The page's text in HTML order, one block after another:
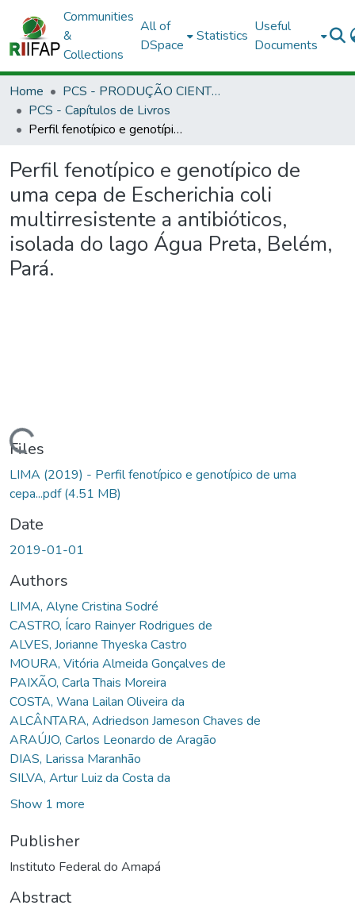
Communities
&
Collections
All of
DSpace
Statistics
Useful
Documents
Home
PCS - PRODUÇÃO CIENTÍFICA DOS SERVIDORES
PCS - Capítulos de Livros
Perfil fenotípico e genotípico de uma cepa de Escherichia coli multirresistente a antibióticos, isolada do lago Água Preta, Belém, Pará.
Perfil fenotípico e genotípico de
uma cepa de Escherichia coli
multirresistente a antibióticos,
isolada do lago Água Preta, Belém,
Pará.
Loading...
Files
LIMA (2019) - Perfil fenotípico e genotípico de uma
cepa...pdf(4.51 MB)
Date
2019-01-01
Authors
LIMA, Alyne Cristina Sodré
CASTRO, Ícaro Rainyer Rodrigues de
ALVES, Jorianne Thyeska Castro
MOURA, Vitória Almeida Gonçalves de
PAIXÃO, Carla Thais Moreira
COSTA, Wana Lailan Oliveira da
ALCÂNTARA, Adriedson Jameson Chaves de
ARAÚJO, Carlos Leonardo de Aragão
DIAS, Larissa Maranhão
SILVA, Artur Luiz da Costa da
Show 1 more
Publisher
Instituto Federal do Amapá
Abstract